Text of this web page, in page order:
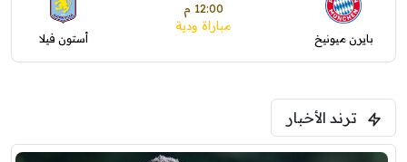
بايرن ميونيخ
12:00 م
مباراة ودية
أستون فيلا
ترند الأخبار